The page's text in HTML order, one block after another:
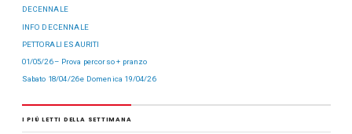
DECENNALE
INFO DECENNALE
PETTORALI ESAURITI
01/05/26 – Prova percorso + pranzo
Sabato 18/04/26 e Domenica 19/04/26
I PIÙ LETTI DELLA SETTIMANA